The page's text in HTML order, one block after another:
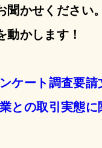
かせください。
動かします！
ケート調査要請
との取引実態